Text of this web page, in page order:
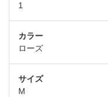
1
ローズ
M